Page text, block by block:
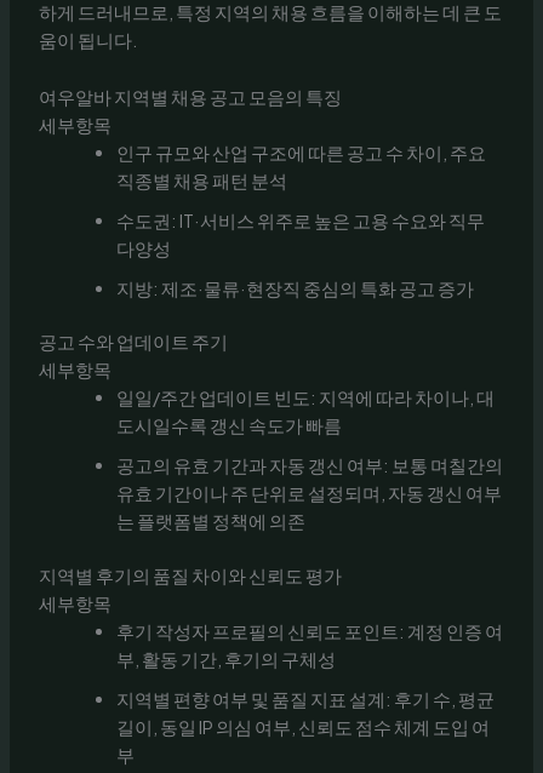
하게 드러내므로, 특정 지역의 채용 흐름을 이해하는 데 큰 도
움이 됩니다.
여우알바 지역별 채용 공고 모음의 특징
세부항목
인구 규모와 산업 구조에 따른 공고 수 차이, 주요
직종별 채용 패턴 분석
수도권: IT·서비스 위주로 높은 고용 수요와 직무
다양성
지방: 제조·물류·현장직 중심의 특화 공고 증가
공고 수와 업데이트 주기
세부항목
일일/주간 업데이트 빈도: 지역에 따라 차이나, 대
도시일수록 갱신 속도가 빠름
공고의 유효 기간과 자동 갱신 여부: 보통 며칠간의
유효 기간이나 주 단위로 설정되며, 자동 갱신 여부
는 플랫폼별 정책에 의존
지역별 후기의 품질 차이와 신뢰도 평가
세부항목
후기 작성자 프로필의 신뢰도 포인트: 계정 인증 여
부, 활동 기간, 후기의 구체성
지역별 편향 여부 및 품질 지표 설계: 후기 수, 평균
길이, 동일 IP 의심 여부, 신뢰도 점수 체계 도입 여
부